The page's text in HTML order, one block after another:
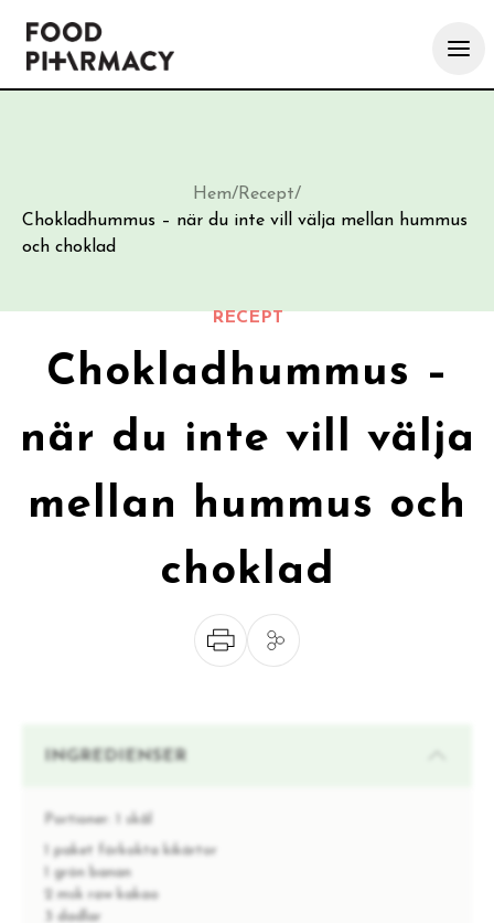
Hem/Recept/
Chokladhummus – när du inte vill välja mellan hummus
och choklad
RECEPT
Chokladhummus –
när du inte vill välja
mellan hummus och
choklad
INGREDIENSER
Portioner:
1 skål
1 paket förkokta kikärtor
1 grön banan
2 msk raw kakao
3 dadlar